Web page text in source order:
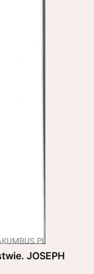
JOSEPH